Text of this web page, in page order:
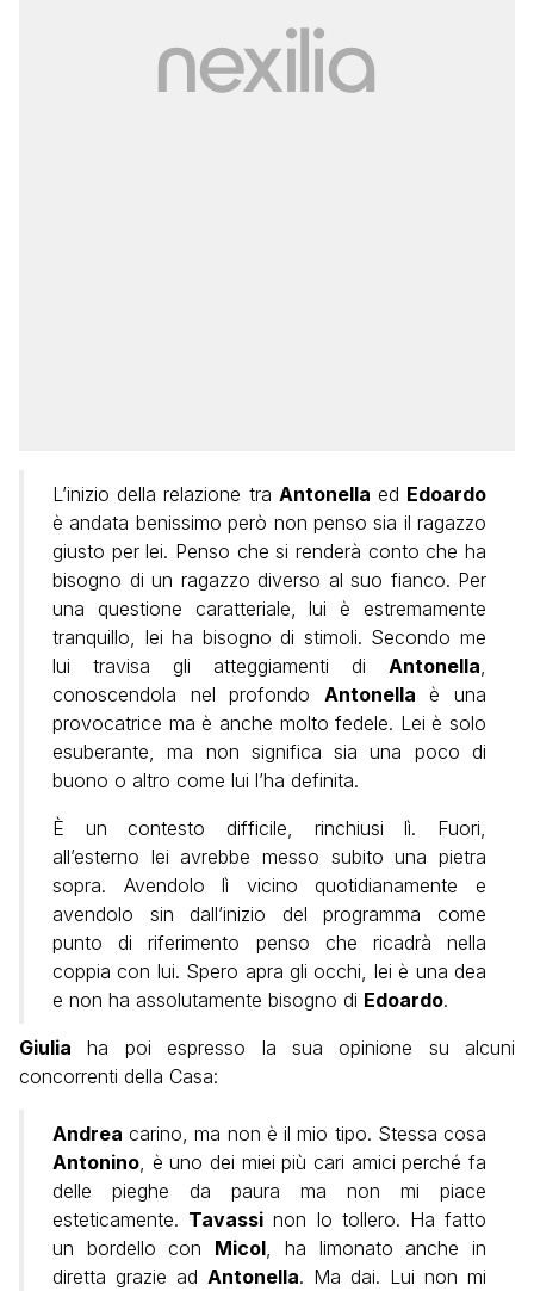
L’inizio della relazione tra Antonella ed Edoardo
è andata benissimo però non penso sia il ragazzo
giusto per lei. Penso che si renderà conto che ha
bisogno di un ragazzo diverso al suo fianco. Per
una questione caratteriale, lui è estremamente
tranquillo, lei ha bisogno di stimoli. Secondo me
lui travisa gli atteggiamenti di Antonella
conoscendola nel profondo Antonella è una
provocatrice ma è anche molto fedele. Lei è solo
esuberante, ma non significa sia una poco di
buono o altro come lui l’ha definita.
È un contesto difficile, rinchiusi lì. Fuori,
all’esterno lei avrebbe messo subito una pietra
sopra. Avendolo lì vicino quotidianamente e
avendolo sin dall’inizio del programma come
punto di riferimento penso che ricadrà nella
coppia con lui. Spero apra gli occhi, lei è una dea
e non ha assolutamente bisogno di Edoardo.
Giulia ha poi espresso la sua opinione su alcuni
concorrenti della Casa:
Andrea carino, ma non è il mio tipo. Stessa cosa
Antonino , è uno dei miei più cari amici perché fa
delle pieghe da paura ma non mi piace
esteticamente. Tavassi non lo tollero. Ha fatto
un bordello con Micol , ha limonato anche in
diretta grazie ad Antonella. Ma dai. Lui non mi